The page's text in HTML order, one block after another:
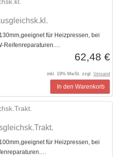
für Heizpressen, bei
Reifenreparaturen.…
62,48 €
inkl. 19% MwSt. zzgl. Versand
In den Warenkorb
für Heizpressen, bei